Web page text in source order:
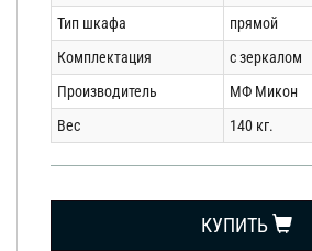
Тип шкафа
прямой
Комплектация
с зеркалом
Производитель
МФ Микон
Вес
140 кг.
КУПИТЬ